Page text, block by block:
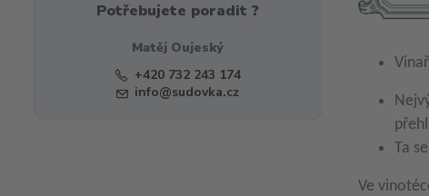
Potřebujete poradit ?
Matěj Oujeský
+420 732 243 174
info@sudovka.cz
Ta
Ve